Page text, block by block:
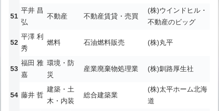
平井 昌
弘
不動産 不動産賃貸・売買
(株)ウインドヒル・
不動産のビッグ
平澤 利
秀
燃料 石油燃料販売 (株)丸平
福田 雅
嘉
環境・防
災
産業廃棄物処理業 (株)釧路厚生社
藤井 哲
建築・土
木・内装
総合建築業
(株)太平ホーム北海
道